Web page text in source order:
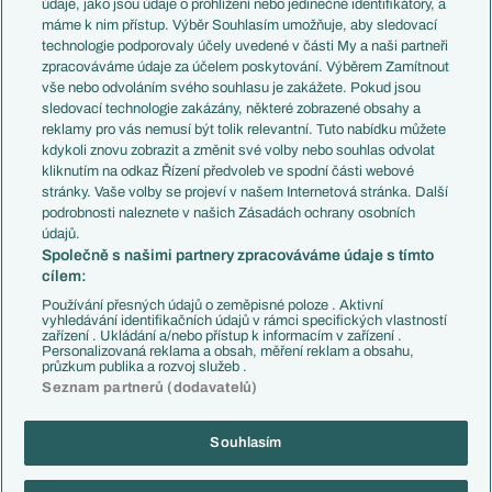
Představení týmů MS
EuroSkauting
PL v kostce
Evropské koeficienty
Přestupy
Přestupové spekulace
Zranění
Kluby
Arsenal FC
Chelsea FC
Manchester United
AC Milán
Juventus FC
Bayern Mnichov
FC Barcelona
Real Madrid
Německo
Španělsko
Argentina
Brazílie
Přestupy
Zápasy
Livescore
Tipovací soutěž
Copyright © 2001-2026 EuroFotbal.cz. Využíváme zpravodajství ČTK.
údaje, jako jsou údaje o prohlížení nebo jedinečné identifikátory, a
máme k nim přístup. Výběr Souhlasím umožňuje, aby sledovací
technologie podporovaly účely uvedené v části My a naši partneři
zpracováváme údaje za účelem poskytování. Výběrem Zamítnout
vše nebo odvoláním svého souhlasu je zakážete. Pokud jsou
sledovací technologie zakázány, některé zobrazené obsahy a
reklamy pro vás nemusí být tolik relevantní. Tuto nabídku můžete
kdykoli znovu zobrazit a změnit své volby nebo souhlas odvolat
kliknutím na odkaz Řízení předvoleb ve spodní části webové
stránky. Vaše volby se projeví v našem Internetová stránka. Další
podrobnosti naleznete v našich Zásadách ochrany osobních
údajů.
Společně s našimi partnery zpracováváme údaje s tímto
cílem:
Používání přesných údajů o zeměpisné poloze . Aktivní
vyhledávání identifikačních údajů v rámci specifických vlastností
zařízení . Ukládání a/nebo přístup k informacím v zařízení .
Personalizovaná reklama a obsah, měření reklam a obsahu,
průzkum publika a rozvoj služeb .
Seznam partnerů (dodavatelů)
Souhlasím